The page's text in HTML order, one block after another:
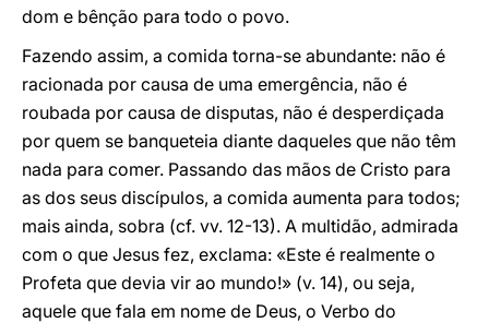
dom e bênção para todo o povo.
Fazendo assim, a comida torna-se abundante: não é
racionada por causa de uma emergência, não é
roubada por causa de disputas, não é desperdiçada
por quem se banqueteia diante daqueles que não têm
nada para comer. Passando das mãos de Cristo para
as dos seus discípulos, a comida aumenta para todos;
mais ainda, sobra (cf. vv. 12-13). A multidão, admirada
com o que Jesus fez, exclama: «Este é realmente o
Profeta que devia vir ao mundo!» (v. 14), ou seja,
aquele que fala em nome de Deus, o Verbo do